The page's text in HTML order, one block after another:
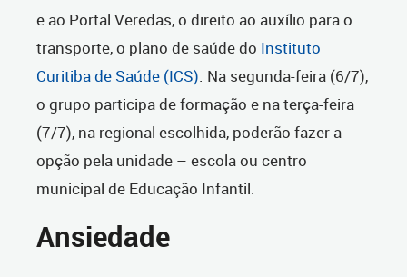
e ao Portal Veredas, o direito ao auxílio para o
transporte, o plano de saúde do Instituto
Curitiba de Saúde (ICS). Na segunda-feira (6/7),
o grupo participa de formação e na terça-feira
(7/7), na regional escolhida, poderão fazer a
opção pela unidade – escola ou centro
municipal de Educação Infantil.
Ansiedade